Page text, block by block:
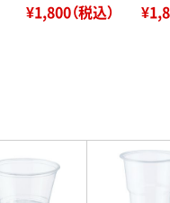
¥1,800（税込）